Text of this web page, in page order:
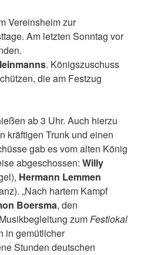
Vereinsheim zur
Am letzten Sonntag vor
. Königszuschuss
die am Festzug
ab 3 Uhr. Auch hierzu
kräftigen Trunk und einen
gab es vom alten König
abgeschossen: Willy
Hermann Lemmen
„Nach hartem Kampf
Boersma, den
zumFestlokal
in gemütlicher
Stunden deutschen